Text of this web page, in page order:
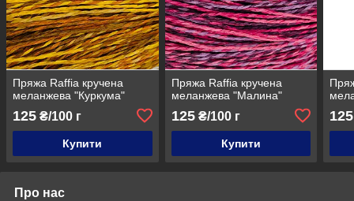
Пряжа Raffia кручена
меланжева "Куркума"
125 ₴/100 г
Купити
Пряжа Raffia кручена
меланжева "Малина"
125₴/100 г
Купити
125
Про нас